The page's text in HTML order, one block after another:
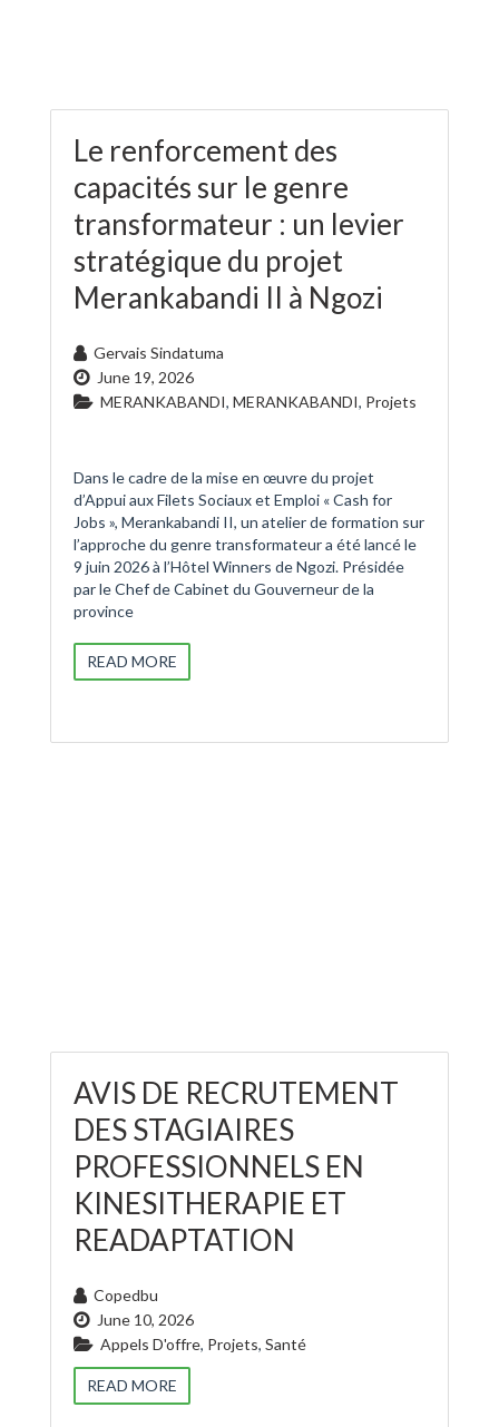
Le renforcement des
capacités sur le genre
transformateur : un levier
stratégique du projet
Merankabandi II à Ngozi
Gervais Sindatuma
June 19, 2026
MERANKABANDI, MERANKABANDI, Projets
Dans le cadre de la mise en œuvre du projet
d’Appui aux Filets Sociaux et Emploi « Cash for
Jobs », Merankabandi II, un atelier de formation sur
l’approche du genre transformateur a été lancé le
9 juin 2026 à l’Hôtel Winners de Ngozi. Présidée
par le Chef de Cabinet du Gouverneur de la
province
READ MORE
AVIS DE RECRUTEMENT
DES STAGIAIRES
PROFESSIONNELS EN
KINESITHERAPIE ET
READAPTATION
Copedbu
June 10, 2026
Appels D'offre, Projets, Santé
READ MORE